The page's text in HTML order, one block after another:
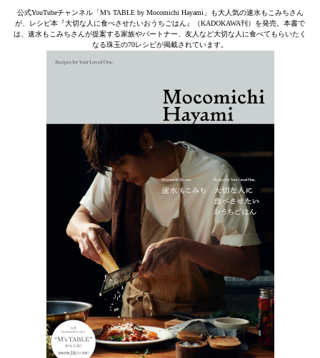
公式YouTubeチャンネル「M’s TABLE by Mocomichi Hayami」も大人気の速水もこみちさん
が、レシピ本『大切な人に食べさせたいおうちごはん』（KADOKAWA刊）を発売。本書で
は、速水もこみちさんが提案する家族やパートナー、友人など大切な人に食べてもらいたく
なる珠玉の70レシピが掲載されています。